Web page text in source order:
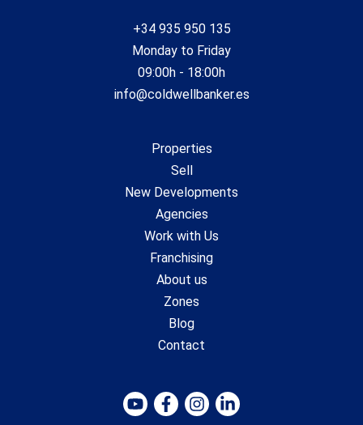
kitchen + breakfast area Multiple terraces with favorable
fireplace and private bathroom Garage + outdoor parking
Luxury finishes, air conditioning, heating, electric blinds 24h
+34 935 950 135
Monday to Friday
09:00h - 18:00h
info@coldwellbanker.es
Properties
Sell
New Developments
Agencies
Work with Us
Franchising
About us
Zones
Blog
Contact